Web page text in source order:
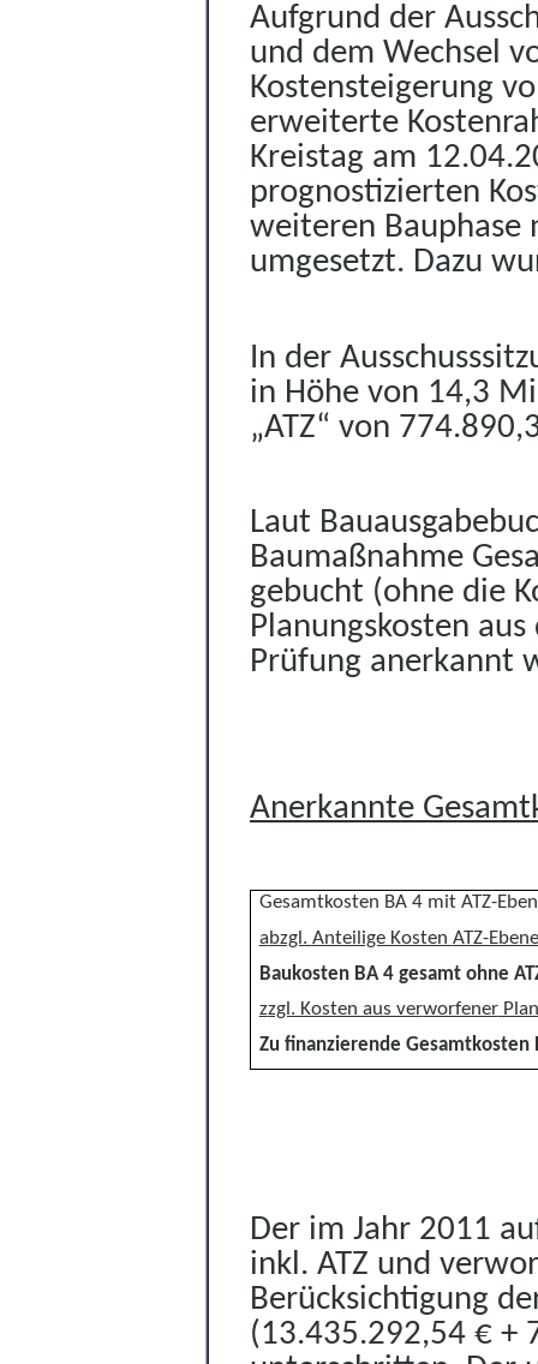
Aufgrund der
und dem Wechsel
Kostensteigerung
erweiterte
Kreistag am
prognostizierten
weiteren Bauphase
umgesetzt. Dazu
In der
in Höhe von 14,3
„ATZ“ von
Laut
Baumaßnahme
gebucht (ohne die
Planungskosten
Prüfung anerkannt
Anerkannte
Gesamtkosten BA 4 mit ATZ-
abzgl. Anteilige Kosten ATZ-Ebene
Baukosten BA 4 gesamt ohne
zzgl. Kosten aus verworfener
Zu finanzierende Gesamtkosten
Der im Jahr 2011
inkl. ATZ und
Berücksichtigung
(13.435.292,54 € +